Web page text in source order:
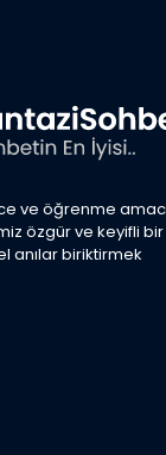
ve öğrenme
özgür ve keyifli
anılar biriktirmek